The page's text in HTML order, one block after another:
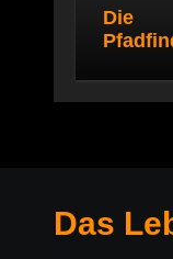
Die
Pfadi-
Das